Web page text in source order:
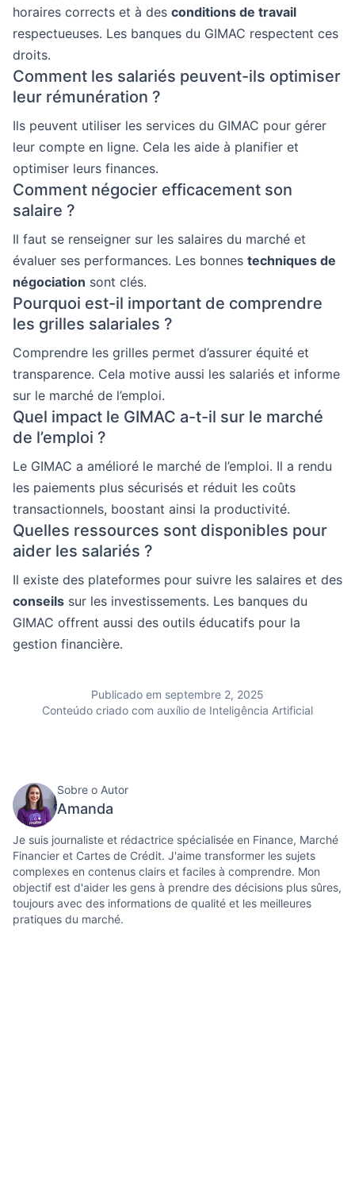
horaires corrects et à des conditions de travail
respectueuses. Les banques du GIMAC respectent ces
droits.
Comment les salariés peuvent-ils optimiser
leur rémunération ?
Ils peuvent utiliser les services du GIMAC pour gérer
leur compte en ligne. Cela les aide à planifier et
optimiser leurs finances.
Comment négocier efficacement son
salaire ?
Il faut se renseigner sur les salaires du marché et
évaluer ses performances. Les bonnes techniques de
négociation sont clés.
Pourquoi est-il important de comprendre
les grilles salariales ?
Comprendre les grilles permet d’assurer équité et
transparence. Cela motive aussi les salariés et informe
sur le marché de l’emploi.
Quel impact le GIMAC a-t-il sur le marché
de l’emploi ?
Le GIMAC a amélioré le marché de l’emploi. Il a rendu
les paiements plus sécurisés et réduit les coûts
transactionnels, boostant ainsi la productivité.
Quelles ressources sont disponibles pour
aider les salariés ?
Il existe des plateformes pour suivre les salaires et des
conseils sur les investissements. Les banques du
GIMAC offrent aussi des outils éducatifs pour la
gestion financière.
Publicado em septembre 2, 2025
Conteúdo criado com auxílio de Inteligência Artificial
Sobre o Autor
Amanda
Je suis journaliste et rédactrice spécialisée en Finance, Marché
Financier et Cartes de Crédit. J'aime transformer les sujets
complexes en contenus clairs et faciles à comprendre. Mon
objectif est d'aider les gens à prendre des décisions plus sûres,
toujours avec des informations de qualité et les meilleures
pratiques du marché.